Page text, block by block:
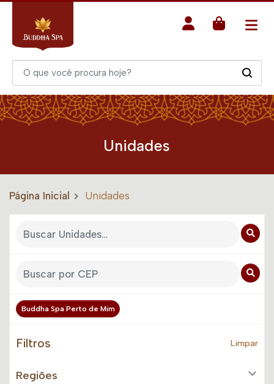
Unidades
Página Inicial Unidades
Buddha Spa Perto de Mim
Filtros Limpar
Regiões